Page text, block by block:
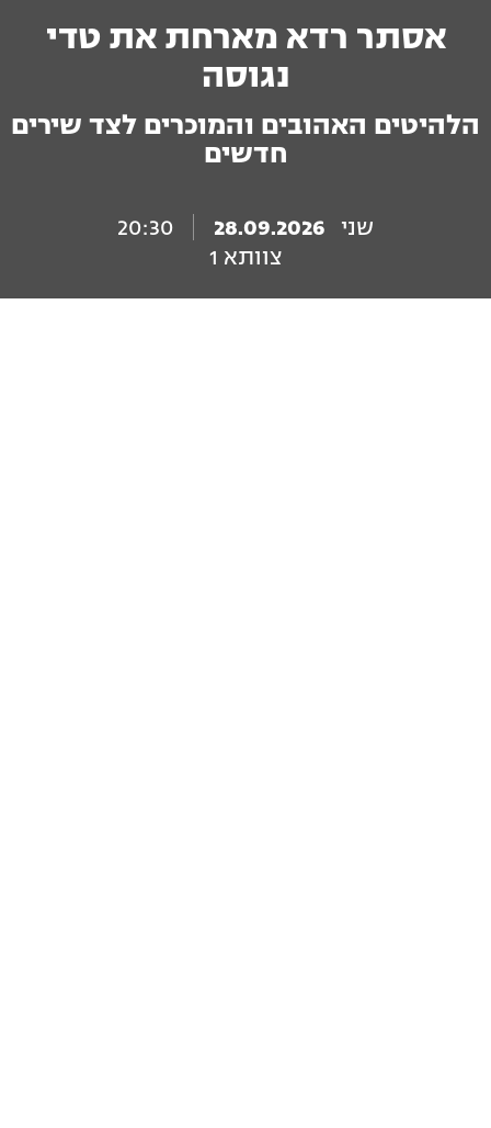
אסתר רדא מארחת את טדי
נגוסה
הלהיטים האהובים והמוכרים לצד שירים
חדשים
שני 28.09.2026
20:30
צוותא 1